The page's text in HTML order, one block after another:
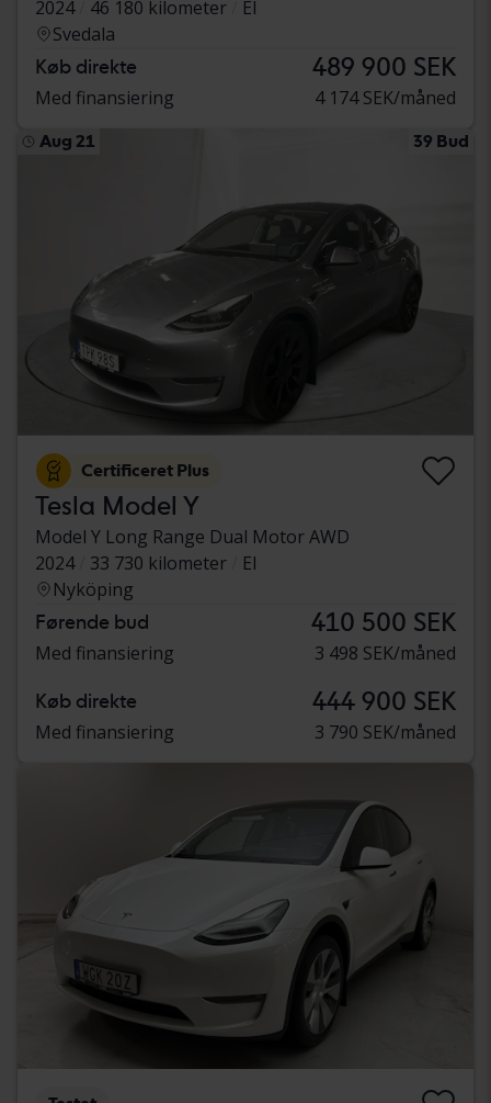
2024
46 180 kilometer
El
Svedala
Køb direkte 489 900 SEK
Med finansiering 4 174 SEK/måned
Aug 21 39 Bud
Certificeret Plus
Tesla Model Y
Model Y Long Range Dual Motor AWD
2024
33 730 kilometer
El
Nyköping
Førende bud 410 500 SEK
Med finansiering 3 498 SEK/måned
Køb direkte 444 900 SEK
Med finansiering 3 790 SEK/måned